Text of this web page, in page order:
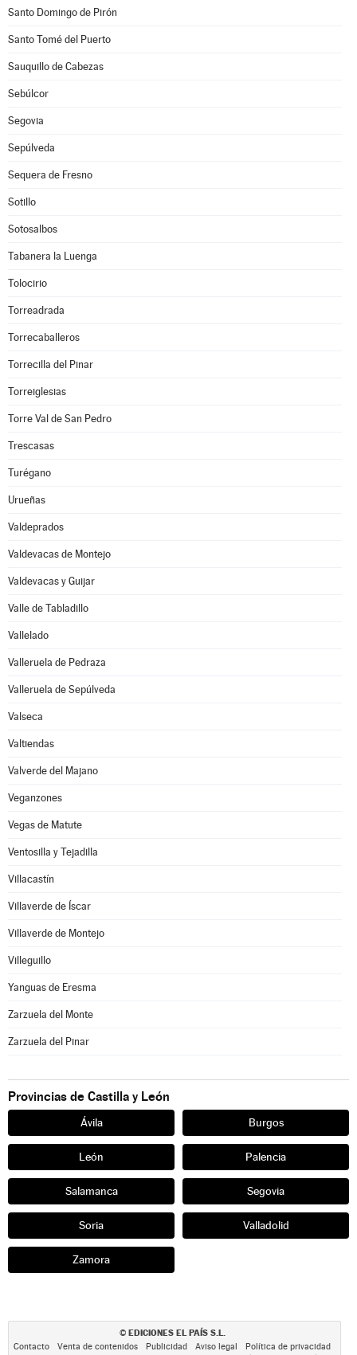
Santo Domingo de Pirón
Santo Tomé del Puerto
Sauquillo de Cabezas
Sebúlcor
Segovia
Sepúlveda
Sequera de Fresno
Sotillo
Sotosalbos
Tabanera la Luenga
Tolocirio
Torreadrada
Torrecaballeros
Torrecilla del Pinar
Torreiglesias
Torre Val de San Pedro
Trescasas
Turégano
Urueñas
Valdeprados
Valdevacas de Montejo
Valdevacas y Guijar
Valle de Tabladillo
Vallelado
Valleruela de Pedraza
Valleruela de Sepúlveda
Valseca
Valtiendas
Valverde del Majano
Veganzones
Vegas de Matute
Ventosilla y Tejadilla
Villacastín
Villaverde de Íscar
Villaverde de Montejo
Villeguillo
Yanguas de Eresma
Zarzuela del Monte
Zarzuela del Pinar
Provincias de Castilla y León
Ávila Burgos
León Palencia
Salamanca Segovia
Soria Valladolid
Zamora
© EDICIONES EL PAÍS S.L.
Contacto Venta de contenidos Publicidad Aviso legal Política de privacidad